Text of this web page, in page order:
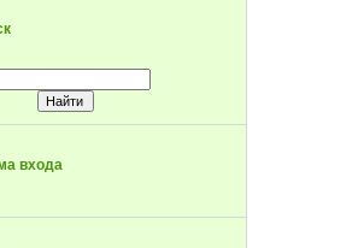
входа